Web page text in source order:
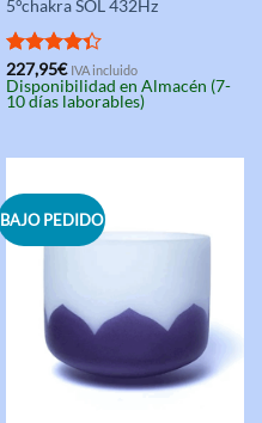
5°chakra SOL 432Hz
Valorado
con4.33
de 5
227,95€ IVA incluido
Disponibilidad en Almacén (7-
10 días laborables)
BAJO PEDIDO